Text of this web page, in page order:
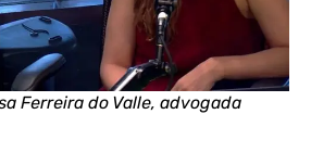
Ferreira do Valle, advogada